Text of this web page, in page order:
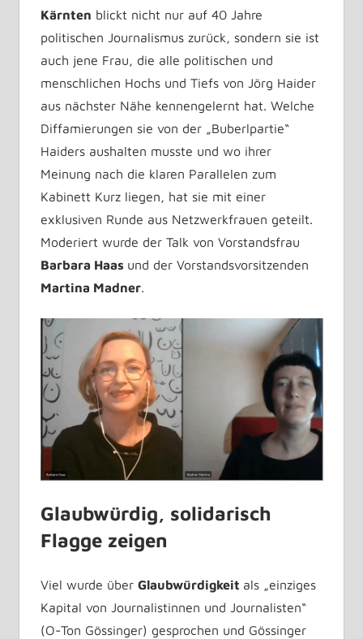
Kärnten blickt nicht nur auf 40 Jahre
politischen Journalismus zurück, sondern sie ist
auch jene Frau, die alle politischen und
menschlichen Hochs und Tiefs von Jörg Haider
aus nächster Nähe kennengelernt hat. Welche
Diffamierungen sie von der „Buberlpartie“
Haiders aushalten musste und wo ihrer
Meinung nach die klaren Parallelen zum
Kabinett Kurz liegen, hat sie mit einer
exklusiven Runde aus Netzwerkfrauen geteilt.
Moderiert wurde der Talk von Vorstandsfrau
Barbara Haas und der Vorstandsvorsitzenden
Martina Madner.
Glaubwürdig, solidarisch
Flagge zeigen
Viel wurde über Glaubwürdigkeit als „einziges
Kapital von Journalistinnen und Journalisten“
(O-Ton Gössinger) gesprochen und Gössinger